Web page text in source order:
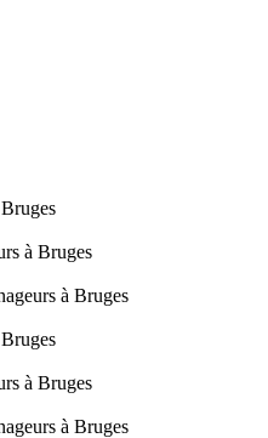
à Bruges
à Bruges
à Bruges
à Bruges